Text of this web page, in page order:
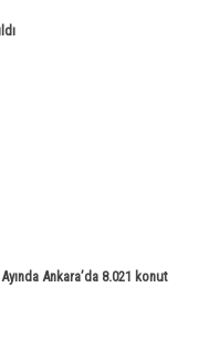
Ankara’da 8.021 konut